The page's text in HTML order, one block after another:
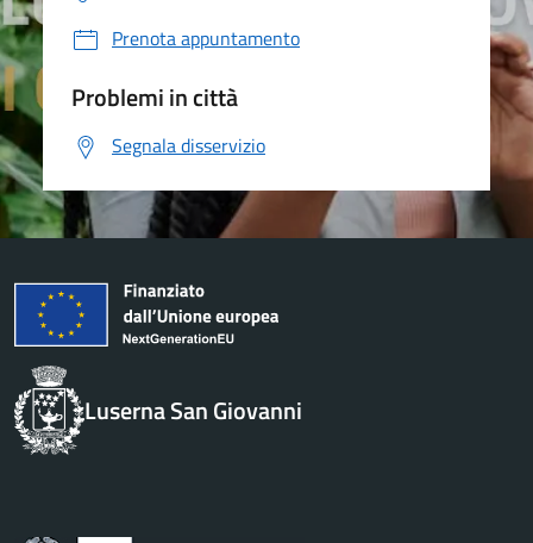
Prenota appuntamento
Problemi in città
Segnala disservizio
Luserna San Giovanni